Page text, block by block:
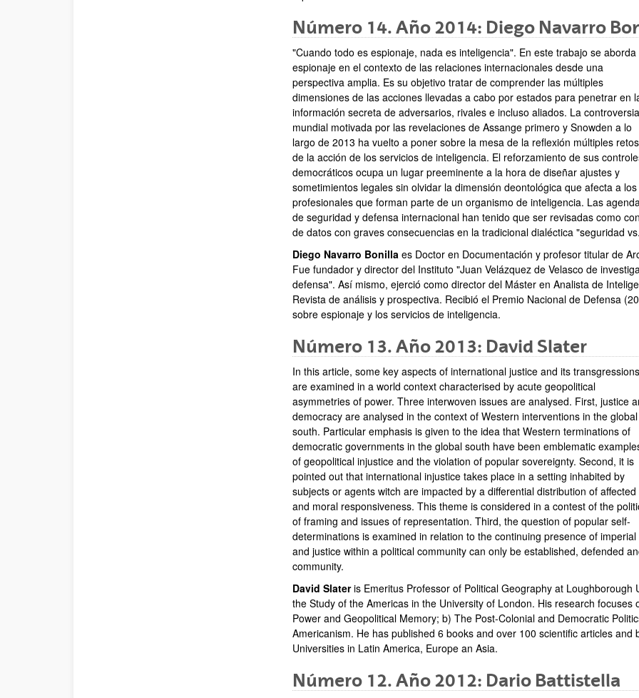
Número 14. Año 2014: Diego Navarro
"Cuando todo es espionaje, nada es inteligencia". En este trabajo se aborda
espionaje en el contexto de las relaciones internacionales desde una
perspectiva amplia. Es su objetivo tratar de comprender las múltiples
dimensiones de las acciones llevadas a cabo por estados para penetrar en
información secreta de adversarios, rivales e incluso aliados. La controversia
mundial motivada por las revelaciones de Assange primero y Snowden a lo
largo de 2013 ha vuelto a poner sobre la mesa de la reflexión múltiples retos
de la acción de los servicios de inteligencia. El reforzamiento de sus
democráticos ocupa un lugar preeminente a la hora de diseñar ajustes y
sometimientos legales sin olvidar la dimensión deontológica que afecta a los
profesionales que forman parte de un organismo de inteligencia. Las
de seguridad y defensa internacional han tenido que ser revisadas como
de datos con graves consecuencias en la tradicional dialéctica "seguridad
Diego Navarro Bonilla es Doctor en Documentación y profesor titular de
Fue fundador y director del Instituto "Juan Velázquez de Velasco de
defensa". Así mismo, ejerció como director del Máster en Analista de
Revista de análisis y prospectiva. Recibió el Premio Nacional de Defensa
sobre espionaje y los servicios de inteligencia.
Número 13. Año 2013: David Slater
In this article, some key aspects of international justice and its transgressions
are examined in a world context characterised by acute geopolitical
asymmetries of power. Three interwoven issues are analysed. First, justice
democracy are analysed in the context of Western interventions in the global
south. Particular emphasis is given to the idea that Western terminations of
democratic governments in the global south have been emblematic
of geopolitical injustice and the violation of popular sovereignty. Second, it is
pointed out that international injustice takes place in a setting inhabited by
subjects or agents witch are impacted by a differential distribution of affected
and moral responsiveness. This theme is considered in a contest of the
of framing and issues of representation. Third, the question of popular self-
determinations is examined in relation to the continuing presence of
and justice within a political community can only be established, defended
community.
David Slateris Emeritus Professor of Political Geography at Loughborough
the Study of the Americas in the University of London. His research
Power and Geopolitical Memory; b) The Post-Colonial and Democratic
Americanism. He has published 6 books and over 100 scientific articles
Universities in Latin America, Europe an Asia.
Número 12. Año 2012: Dario Battistella